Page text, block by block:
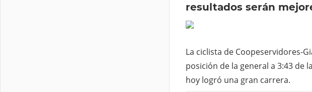
resultados serán
La ciclista de Coopeservidores-
posición de la general a 3:43 de
hoy logró una gran carrera.